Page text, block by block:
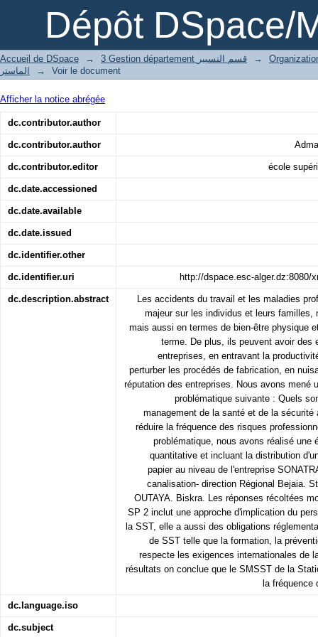
Dépôt DSpace/
L'apport du système de
réduction de la fréquence des risques
Accueil de DSpace → 3 Gestion département قسم التسيير
→
الماستر
→ Voir le document
Afficher la notice abrégée
dc.contributor.author
dc.contributor.author
dc.contributor.editor école
dc.date.accessioned
dc.date.available
dc.date.issued
dc.identifier.other
dc.identifier.uri http://dspace.esc-alger.dz:8080/
dc.description.abstract
Les accidents du travail et les maladies
majeur sur les individus et leurs familles,
mais aussi en termes de bien-être physique
terme. De plus, ils peuvent avoir des
entreprises, en entravant la
perturber les procédés de fabrication, en
réputation des entreprises. Nous avons mené
problématique suivante : Quels
management de la santé et de la sécurité
réduire la fréquence des risques
problématique, nous avons réalisé une
quantitative et incluant la distribution
papier au niveau de l'entreprise
canalisation- direction Régional Bejaia.
OUTAYA. Biskra. Les réponses récoltées
SP 2 inclut une approche d'implication du
la SST, elle a aussi des obligations
de SST telle que la formation, la
respecte les exigences internationales de
résultats on conclue que le SMSST de la
la fréquence
dc.language.iso
dc.subject